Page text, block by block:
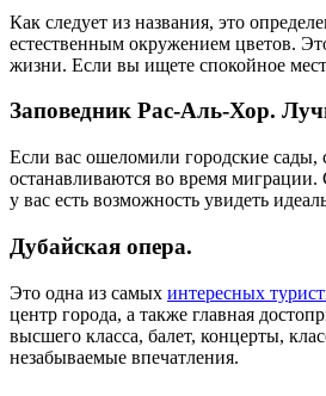
Как следует из названия, это
естественным окружением цветов.
жизни. Если вы ищете спокойное
Заповедник Рас-Аль-Хор.
Если вас ошеломили городские
останавливаются во время миграции.
у вас есть возможность увидеть
Дубайская опера.
Это одна из самых интересных
центр города, а также главная
высшего класса, балет, концерты,
незабываемые впечатления.